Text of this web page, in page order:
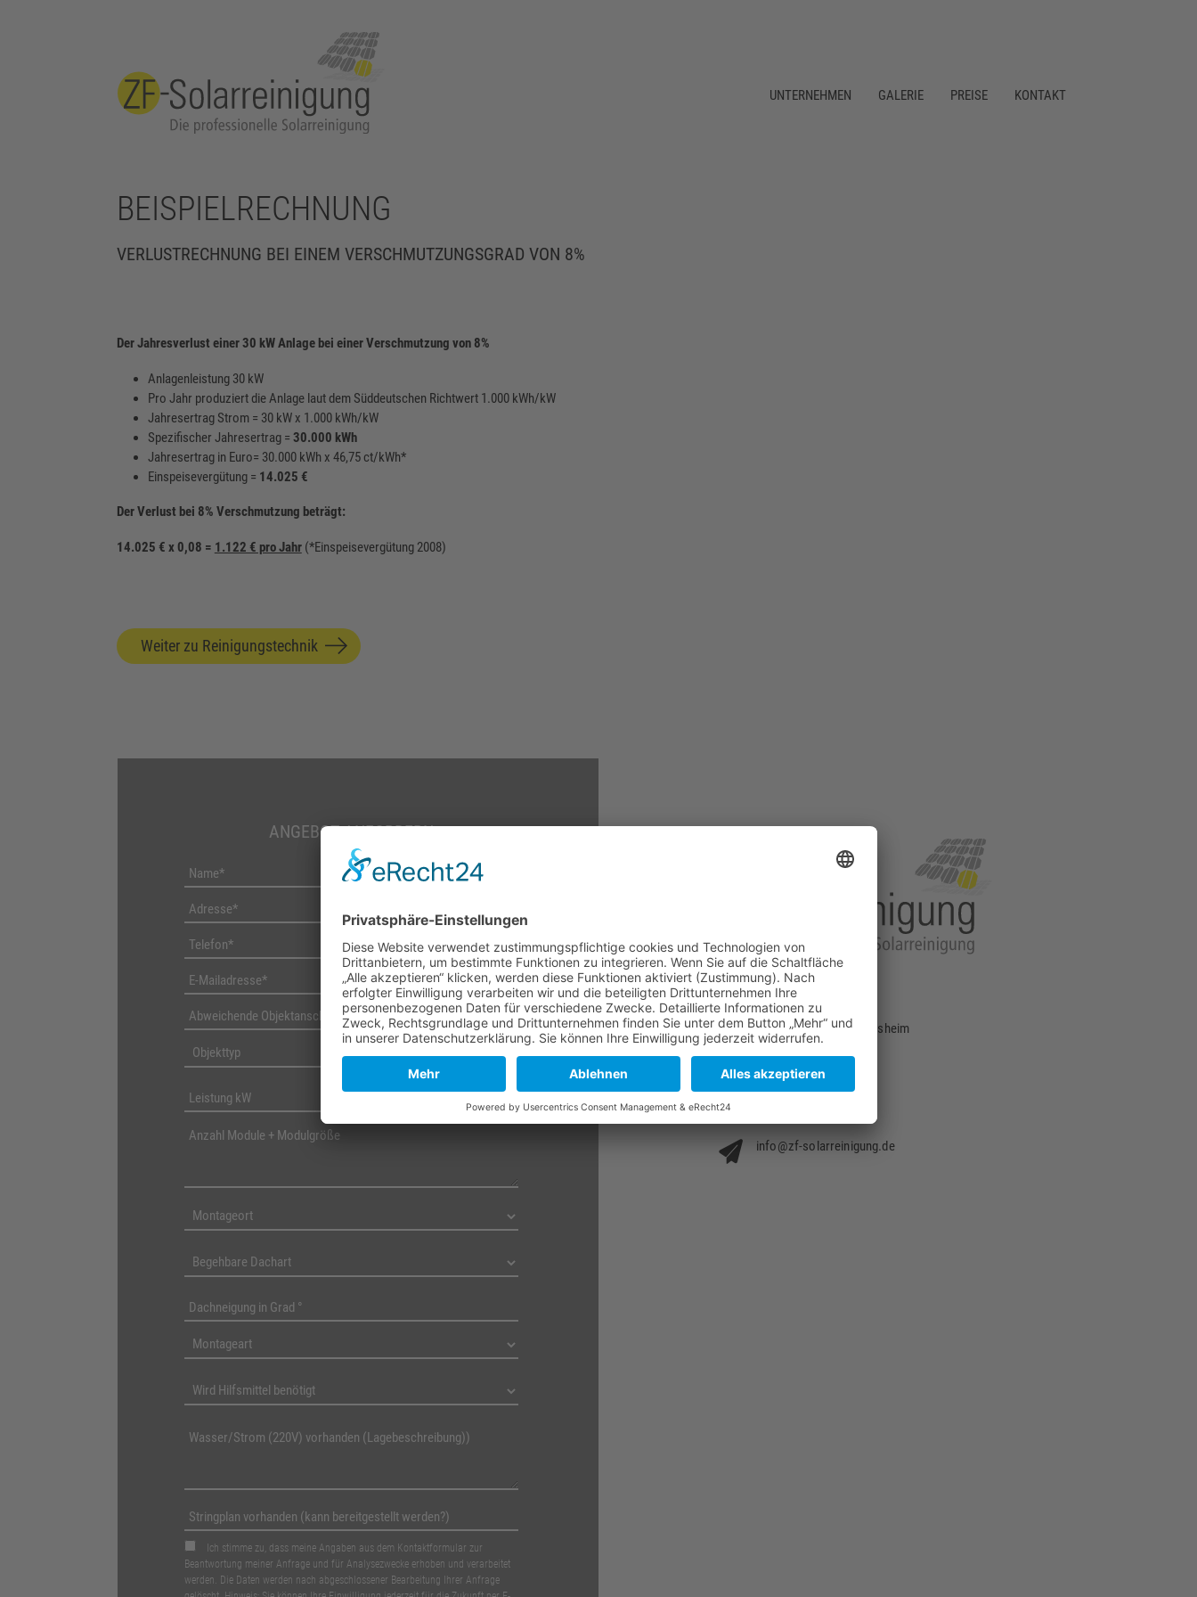
UNTERNEHMEN GALERIE PREISE KONTAKT
BEISPIELRECHNUNG
VERLUSTRECHNUNG BEI EINEM VERSCHMUTZUNGSGRAD VON 8%
Der Jahresverlust einer 30 kW Anlage bei einer Verschmutzung von 8%
Anlagenleistung 30 kW
Pro Jahr produziert die Anlage laut dem Süddeutschen Richtwert 1.000 kWh/kW
Jahresertrag Strom = 30 kW x 1.000 kWh/kW
Spezifischer Jahresertrag = 30.000 kWh
Jahresertrag in Euro= 30.000 kWh x 46,75 ct/kWh*
Einspeisevergütung = 14.025 €
Der Verlust bei 8% Verschmutzung beträgt:
14.025 € x 0,08 = 1.122 € pro Jahr(*Einspeisevergütung 2008)
Weiter zu Reinigungstechnik
ANGEBOT ANFORDERN
Ich stimme zu, dass meine Angaben aus dem Kontaktformular zur
Beantwortung meiner Anfrage und für Analysezwecke erhoben und verarbeitet
werden. Die Daten werden nach abgeschlossener Bearbeitung Ihrer Anfrage
Herdweg 15, 89185 Hüttisheim
+49 174 / 140 22 20
info@zf-solarreinigung.de